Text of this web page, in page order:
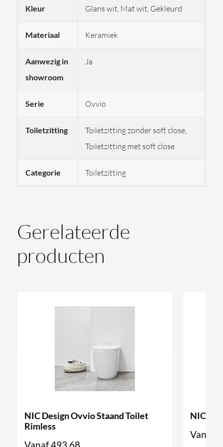
levertijden neem gerust contactmet ons op.
+31 10 28 575 85
Kleur Glans wit, Mat wit, Gekleurd
Materiaal Keramiek
Aanwezig in
showroom
Ja
Serie Ovvio
Toiletzitting
Toiletzitting zonder soft close,
Toiletzitting met soft close
Categorie Toiletzitting
Gerelateerde
producten
NIC Design Ovvio Staand Toilet
Rimless
NIC
Vanaf